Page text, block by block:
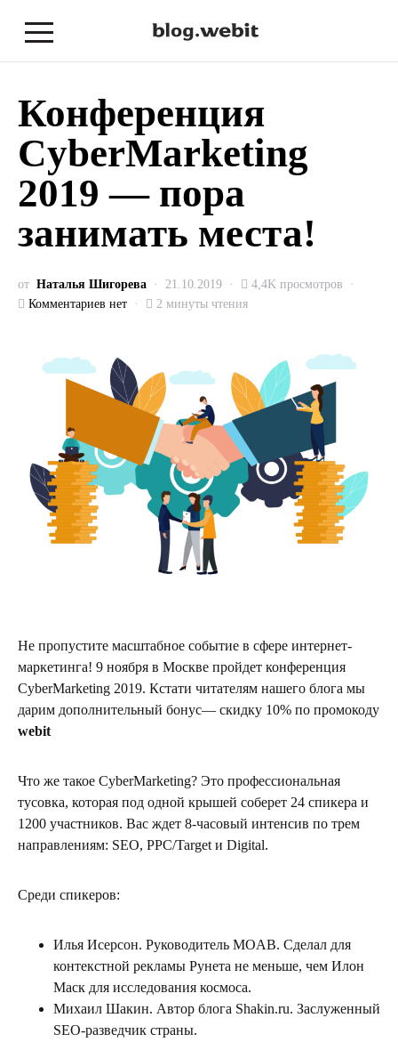
Конференция
CyberMarketing
2019 — пора
занимать места!
от Наталья Шигорева 21.10.2019
4,4K просмотров
Комментариев нет
2 минуты чтения
Не пропустите масштабное событие в сфере интернет-
маркетинга! 9 ноября в Москве пройдет конференция
CyberMarketing 2019. Кстати читателям нашего блога мы
дарим дополнительный бонус— скидку 10% по промокоду
webit
Что же такое CyberMarketing? Это профессиональная
тусовка, которая под одной крышей соберет 24 спикера и
1200 участников. Вас ждет 8-часовый интенсив по трем
направлениям: SEO, PPC/Target и Digital.
Среди спикеров:
Илья Исерсон. Руководитель MOAB. Сделал для
контекстной рекламы Рунета не меньше, чем Илон
Маск для исследования космоса.
Михаил Шакин. Автор блога Shakin.ru. Заслуженный
SEO-разведчик страны.